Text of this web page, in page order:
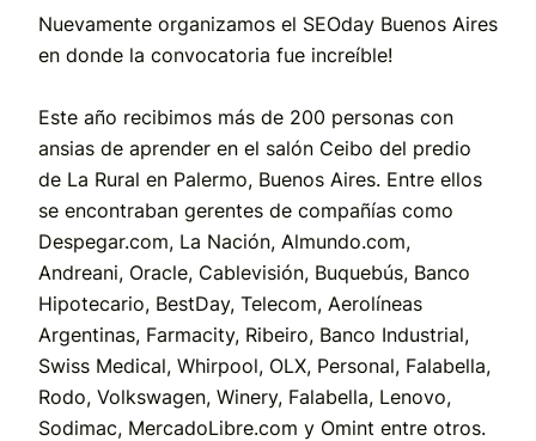
Nuevamente organizamos el SEOday Buenos Aires
en donde la convocatoria fue increíble!
Este año recibimos más de 200 personas con
ansias de aprender en el salón Ceibo del predio
de La Rural en Palermo, Buenos Aires. Entre ellos
se encontraban gerentes de compañías como
Despegar.com, La Nación, Almundo.com,
Andreani, Oracle, Cablevisión, Buquebús, Banco
Hipotecario, BestDay, Telecom, Aerolíneas
Argentinas, Farmacity, Ribeiro, Banco Industrial,
Swiss Medical, Whirpool, OLX, Personal, Falabella,
Rodo, Volkswagen, Winery, Falabella, Lenovo,
Sodimac, MercadoLibre.com y Omint entre otros.